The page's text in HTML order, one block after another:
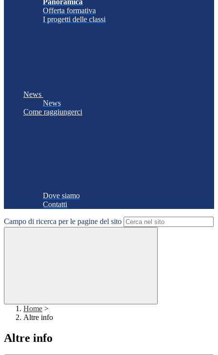
Panoramica
Offerta formativa
I progetti delle classi
News
News
Come raggiungerci
Dove siamo
Contatti
Campo di ricerca per le pagine del sito
Home >
Altre info
Altre info